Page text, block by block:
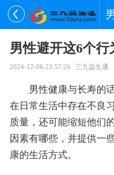
男性避开这6个
2024-12-06 23:57:26 三九益生通
男性健康与长寿的
在日常生活中存在不良
质量，还可能缩短他们
因素有哪些，并提供一
康的生活方式。